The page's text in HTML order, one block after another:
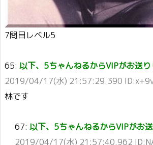
7問目レベル5
65: 以下、5ちゃんねるからVIPがお送
2019/04/17(水) 21:57:29.390
林です
67: 以下、5ちゃんねるからVIPがお
2019/04/17(水) 21:57:40.962